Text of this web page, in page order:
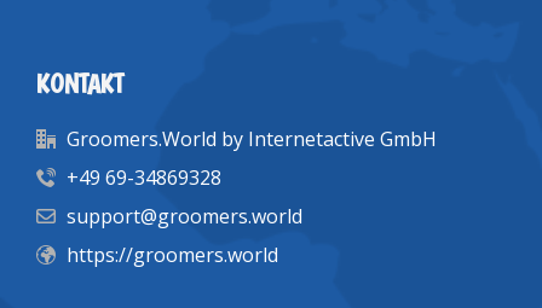
KONTAKT
Groomers.World by Internetactive GmbH
+49 69-34869328
support@groomers.world
https://groomers.world